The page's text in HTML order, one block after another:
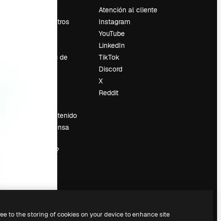
Sobre nosotros
Tendencias de
Vender contenido
Sala de prensa
magnific.ai?
Atención al cliente
Instagram
YouTube
LinkedIn
TikTok
Discord
X
Reddit
to the storing of cookies on your device to enhance site